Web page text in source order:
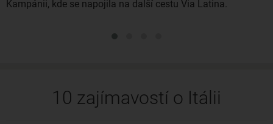
Kampánii, kde se napojila na další cestu Via Latina.
10 zajímavostí o Itálii